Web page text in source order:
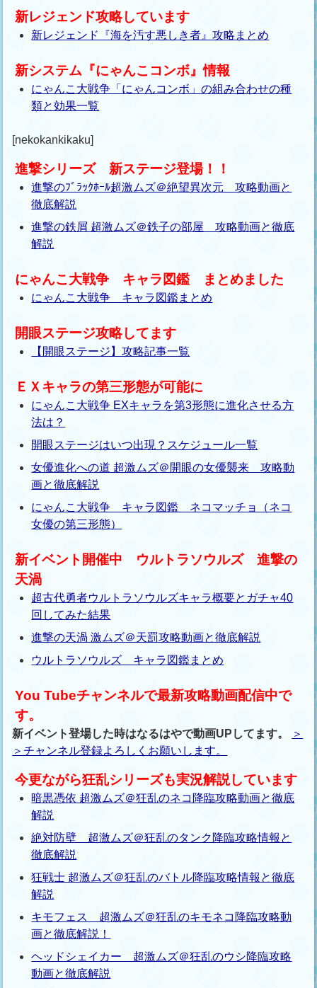
新レジェンド攻略しています
新レジェンド『海を汚す悪しき者』攻略まとめ
新システム『にゃんこコンボ』情報
にゃんこ大戦争「にゃんコンボ」の組み合わせの種
類と効果一覧
[nekokankikaku]
進撃シリーズ 新ステージ登場！！
進撃のﾌﾞﾗｯｸﾎｰﾙ超激ムズ＠絶望異次元 攻略動画と
徹底解説
進撃の鉄屑 超激ムズ＠鉄子の部屋 攻略動画と徹底
解説
にゃんこ大戦争 キャラ図鑑 まとめました
にゃんこ大戦争 キャラ図鑑まとめ
開眼ステージ攻略してます
【開眼ステージ】攻略記事一覧
ＥＸキャラの第三形態が可能に
にゃんこ大戦争 EXキャラを第3形態に進化させる方
法は？
開眼ステージはいつ出現？スケジュール一覧
女優進化への道 超激ムズ＠開眼の女優襲来 攻略動
画と徹底解説
にゃんこ大戦争 キャラ図鑑 ネコマッチョ（ネコ
女優の第三形態）
新イベント開催中 ウルトラソウルズ 進撃の
天渦
超古代勇者ウルトラソウルズキャラ概要とガチャ40
回してみた結果
進撃の天渦 激ムズ＠天罰攻略動画と徹底解説
ウルトラソウルズ キャラ図鑑まとめ
You Tubeチャンネルで最新攻略動画配信中で
す。
新イベント登場した時はなるはやで動画UPしてます。
＞
＞チャンネル登録よろしくお願いします。
今更ながら狂乱シリーズも実況解説しています
暗黒憑依 超激ムズ＠狂乱のネコ降臨攻略動画と徹底
解説
絶対防壁 超激ムズ＠狂乱のタンク降臨攻略情報と
徹底解説
狂戦士 超激ムズ＠狂乱のバトル降臨攻略情報と徹底
解説
キモフェス 超激ムズ＠狂乱のキモネコ降臨攻略動
画と徹底解説！
ヘッドシェイカー 超激ムズ＠狂乱のウシ降臨攻略
動画と徹底解説